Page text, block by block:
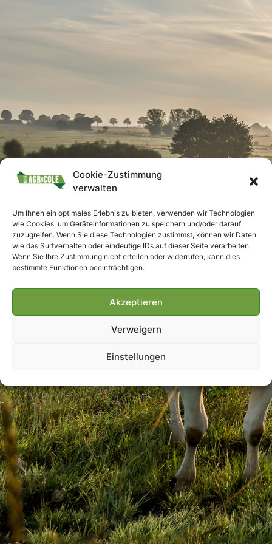
Cookie-Zustimmung
verwalten
Um Ihnen ein optimales Erlebnis zu bieten, verwenden wir Technologien
wie Cookies, um Geräteinformationen zu speichern und/oder darauf
zuzugreifen. Wenn Sie diese Technologien zustimmst, können wir Daten
wie das Surfverhalten oder eindeutige IDs auf dieser Seite verarbeiten.
Wenn Sie Ihre Zustimmung nicht erteilen oder widerrufen, kann dies
bestimmte Funktionen beeinträchtigen.
Akzeptieren
Verweigern
Einstellungen
Villmools Merci! Bis nächst
Joer!